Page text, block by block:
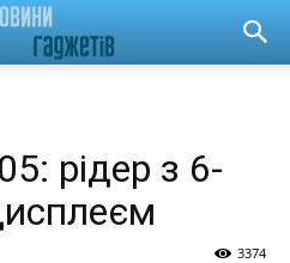
рідер з 6-
3374